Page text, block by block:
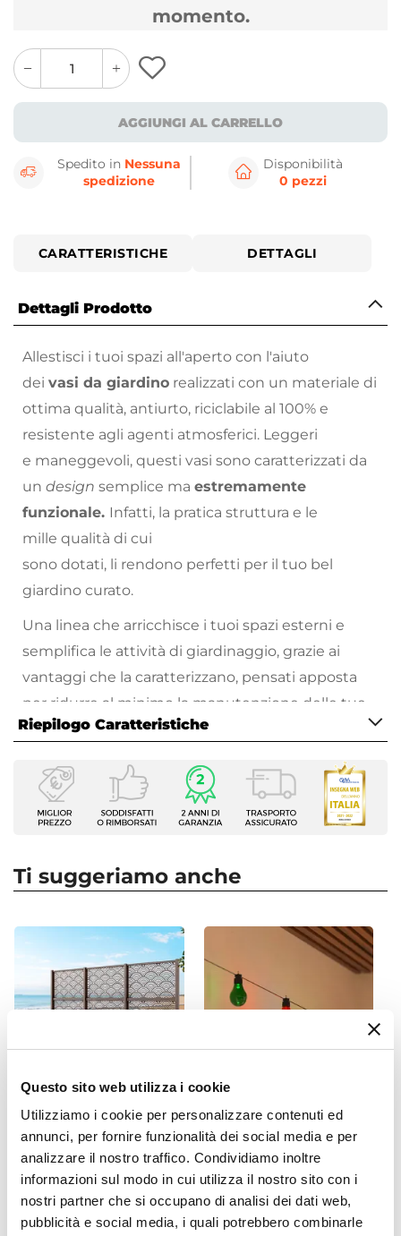
Questo sito web utilizza i cookie
Utilizziamo i cookie per personalizzare contenuti ed
annunci, per fornire funzionalità dei social media e per
analizzare il nostro traffico. Condividiamo inoltre
informazioni sul modo in cui utilizza il nostro sito con i
nostri partner che si occupano di analisi dei dati web,
pubblicità e social media, i quali potrebbero combinarle
momento.
quantity
button
quantity
minus
button
AGGIUNGI AL CARRELLO
Spedito in Nessuna
spedizione
Disponibilità
0 pezzi
CARATTERISTICHE DETTAGLI
Dettagli Prodotto
Allestisci i tuoi spazi all'aperto con l'aiuto
dei vasi da giardino realizzati con un materiale di
ottima qualità, antiurto, riciclabile al 100% e
resistente agli agenti atmosferici. Leggeri
e maneggevoli, questi vasi sono caratterizzati da
un design semplice ma estremamente
funzionale. Infatti, la pratica struttura e le
mille qualità di cui
sono dotati, li rendono perfetti per il tuo bel
giardino curato.
Una linea che arricchisce i tuoi spazi esterni e
semplifica le attività di giardinaggio, grazie ai
vantaggi che la caratterizzano, pensati apposta
per ridurre al minimo la manutenzione delle tue
piante.
Sistema di autoirrigazione
consente di nutrire la pianta senza doverla
irrigare spesso. I fori di drenaggio consentono di
pianta di attingere dalla riserva se necessario.
Addio zanzare:la riserva idrica impedisce alle
fondo per depositare le uova.
Riepilogo Caratteristiche
Caratteristiche
Tipologia
Vaso
Dimensioni
Altezza
34 cm
Capacità
23 L
Colore
Bianco
Finitura
Opaca
Materiale
Resina
Installazione
Ti suggeriamo anche
CODICE:CAL-5MR
Separé triplo da giardino in
acciaio bronzo 300x30x180h
cm con disegno onda
giapponese - Callen
CODICE:CTN-2ML
Catena luminosa LED da 5
metri a ricarica solare con
10 lampadine multicolor